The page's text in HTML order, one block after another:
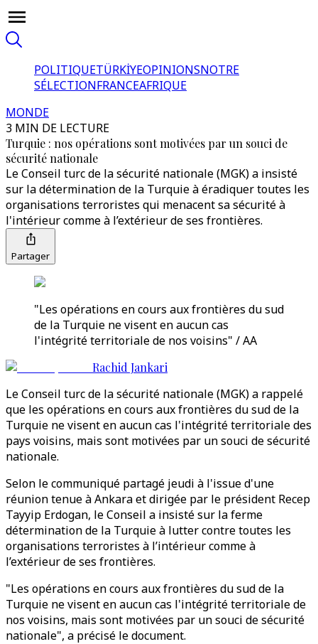
POLITIQUETÜRKİYEOPINIONSNOTRE
SÉLECTIONFRANCEAFRIQUE
MONDE
3 MIN DE LECTURE
Turquie : nos opérations sont motivées par un souci de
sécurité nationale
Le Conseil turc de la sécurité nationale (MGK) a insisté
sur la détermination de la Turquie à éradiquer toutes les
organisations terroristes qui menacent sa sécurité à
l'intérieur comme à l’extérieur de ses frontières.
Partager
"Les opérations en cours aux frontières du sud
de la Turquie ne visent en aucun cas
l'intégrité territoriale de nos voisins" / AA
Rachid Jankari
Le Conseil turc de la sécurité nationale (MGK) a rappelé
que les opérations en cours aux frontières du sud de la
Turquie ne visent en aucun cas l'intégrité territoriale des
pays voisins, mais sont motivées par un souci de sécurité
nationale.
Selon le communiqué partagé jeudi à l'issue d'une
réunion tenue à Ankara et dirigée par le président Recep
Tayyip Erdogan, le Conseil a insisté sur la ferme
détermination de la Turquie à lutter contre toutes les
organisations terroristes à l’intérieur comme à
l’extérieur de ses frontières.
"Les opérations en cours aux frontières du sud de la
Turquie ne visent en aucun cas l'intégrité territoriale de
nos voisins, mais sont motivées par un souci de sécurité
nationale", a précisé le document.